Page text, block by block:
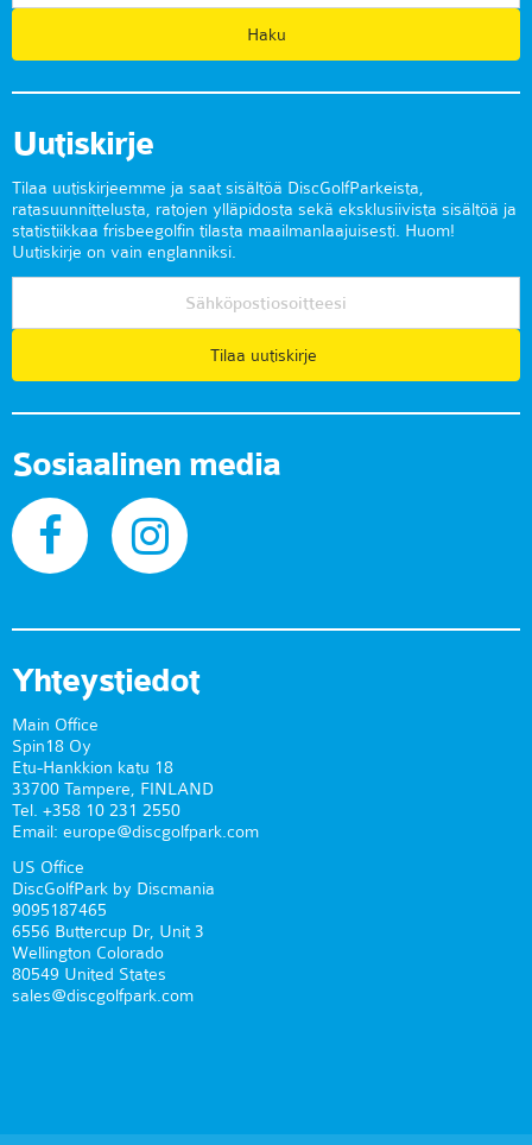
Uutiskirje
Tilaa uutiskirjeemme ja saat sisältöä DiscGolfParkeista,
ratasuunnittelusta, ratojen ylläpidosta sekä eksklusiivista sisältöä ja
statistiikkaa frisbeegolfin tilasta maailmanlaajuisesti. Huom!
Uutiskirje on vain englanniksi.
Tilaa uutiskirje
Sosiaalinen media
Yhteystiedot
Main Office
Spin18 Oy
Etu-Hankkion katu 18
33700 Tampere, FINLAND
Tel. +358 10 231 2550
Email: europe@discgolfpark.com
US Office
DiscGolfPark by Discmania
9095187465
6556 Buttercup Dr, Unit 3
Wellington Colorado
80549 United States
sales@discgolfpark.com